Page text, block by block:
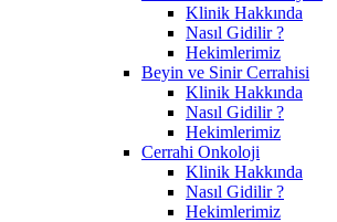
Klinik Hakkında
Nasıl Gidilir ?
Hekimlerimiz
Beyin ve Sinir Cerrahisi
Klinik Hakkında
Nasıl Gidilir ?
Hekimlerimiz
Cerrahi Onkoloji
Klinik Hakkında
Nasıl Gidilir ?
Hekimlerimiz